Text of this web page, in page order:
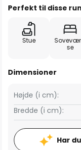
Perfekt til disse
Stue
se
Dimensioner
Bredde (i cm):
Højde (i cm):
Har